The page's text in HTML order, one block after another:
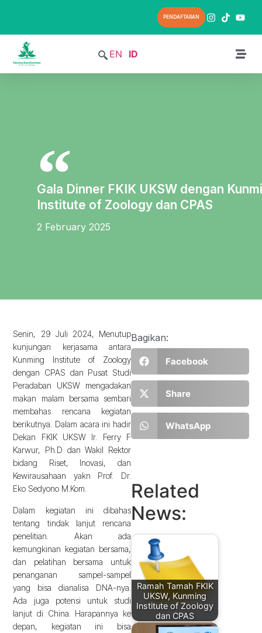
PENDAFTARAN
EN ID
Gala Dinner FKIK UKSW dengan
Institute of Zoology dan CPAS
2 February 2025
Senin, 29 Juli 2024, Menutup
kunjungan kerjasama antara
Kunming Institute of Zoology
dengan CPAS dan Pusat Studi
Peradaban UKSW mengadakan
makan malam bersama sembari
membahas rencana kegiatan
berikutnya. Dalam acara ini hadir
Dekan FKIK UKSW Ir. Ferry F
Karwur, Ph.D dan Wakil Rektor
bidang Riset, Inovasi, dan
Kewirausahaan yakn Prof. Dr.
Eko Sedyono M.Kom.
Dalam kegiatan ini dibahas
tentang tindak lanjut rencana
penelitian. Akan ada
kemungkinan kegiatan bersama,
dan pelatihan bersama untuk
penanganan sampel-sampel
yang bisa dianalisa DNA-nya.
Ada juga potensi untuk studi
lanjut di China. Harapannya ke
depan, kegiatan ini bisa
Bagikan:
Facebook
Share
WhatsApp
Related
News:
Ramah Tamah FKIK
UKSW, Kunming
Institute of Zoology
dan CPAS